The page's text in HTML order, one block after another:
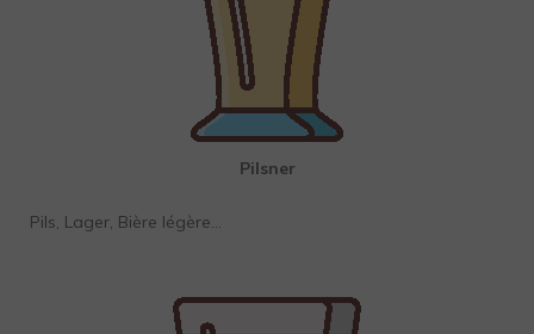
Pilsner
Pils, Lager, Bière légère…